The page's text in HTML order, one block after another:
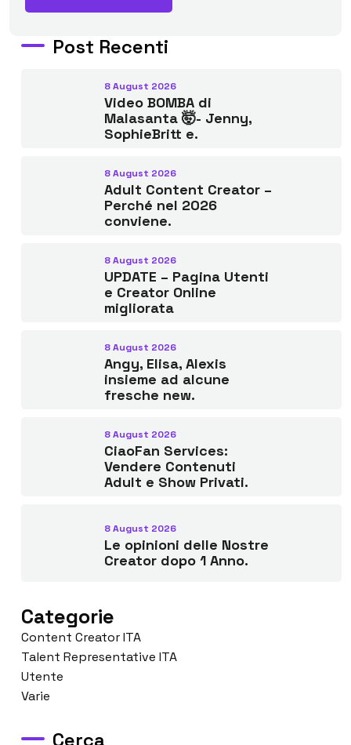
Post Recenti
8 August 2026
Video BOMBA di
Malasanta 🤯- Jenny,
SophieBritt e.
8 August 2026
Adult Content Creator –
Perché nel 2026
conviene.
8 August 2026
UPDATE – Pagina Utenti
e Creator Online
migliorata
8 August 2026
Angy, Elisa, Alexis
insieme ad alcune
fresche new.
8 August 2026
CiaoFan Services:
Vendere Contenuti
Adult e Show Privati.
8 August 2026
Le opinioni delle Nostre
Creator dopo 1 Anno.
Categorie
Content Creator ITA
Talent Representative ITA
Utente
Varie
Cerca